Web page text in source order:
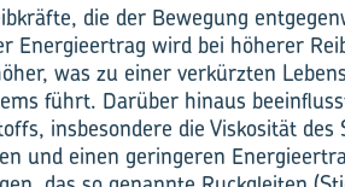
die der Bewegung
Energieertrag wird bei höherer
was zu einer verkürzten
führt. Darüber hinaus
insbesondere die Viskosität des
und einen geringeren